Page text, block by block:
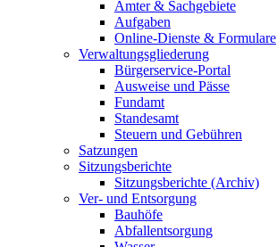
Ämter & Sachgebiete
Aufgaben
Online-Dienste & Formulare
Verwaltungsgliederung
Bürgerservice-Portal
Ausweise und Pässe
Fundamt
Standesamt
Steuern und Gebühren
Satzungen
Sitzungsberichte
Sitzungsberichte (Archiv)
Ver- und Entsorgung
Bauhöfe
Abfallentsorgung